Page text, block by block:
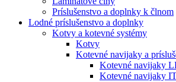
Príslušenstvo a doplnky k člnom
Lodné príslušenstvo a doplnky
Kotvy a kotevné systémy
Kotvy
Kotevné navijaky a
Kotevné navijaky
Kotevné navijaky